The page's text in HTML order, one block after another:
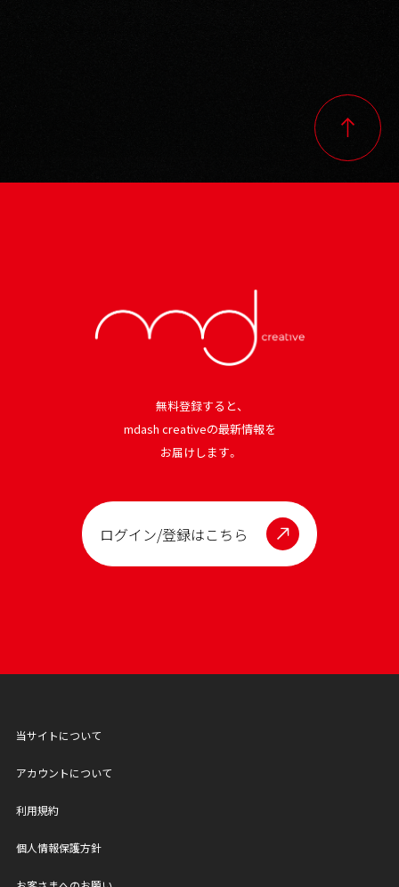
無料登録すると、
mdash creativeの最新情報を
お届けします。
ログイン/登録はこちら
当サイトについて
アカウントについて
利用規約
個人情報保護方針